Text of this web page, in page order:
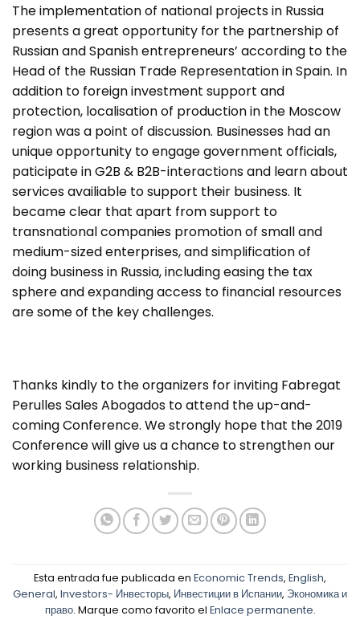
The implementation of national projects in Russia
presents a great opportunity for the partnership of
Russian and Spanish entrepreneurs’ according to the
Head of the Russian Trade Representation in Spain. In
addition to foreign investment support and
protection, localisation of production in the Moscow
region was a point of discussion. Businesses had an
unique opportunity to engage government officials,
paticipate in G2B & B2B-interactions and learn about
services availiable to support their business. It
became clear that apart from support to
transnational companies promotion of small and
medium-sized enterprises, and simplification of
doing business in Russia, including easing the tax
sphere and expanding access to financial resources
are some of the key challenges.
Thanks kindly to the organizers for inviting Fabregat
Perulles Sales Abogados to attend the up-and-
coming Conference. We strongly hope that the 2019
Conference will give us a chance to strengthen our
working business relationship.
Esta entrada fue publicada en Economic Trends, English,
General, Investors- Инвесторы, Инвестиции в Испании, Экономика и
право. Marque como favorito el Enlace permanente.